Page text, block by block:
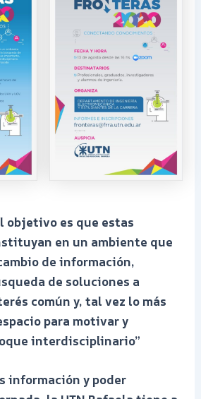
objetivo es que estas
en un ambiente que
de información,
de soluciones a
común y, tal vez lo más
para motivar y
interdisciplinario”
información y poder